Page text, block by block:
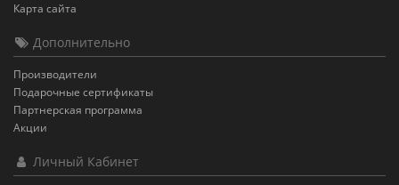
Карта сайта
Дополнительно
Производители
Подарочные сертификаты
Партнерская программа
Акции
Личный Кабинет